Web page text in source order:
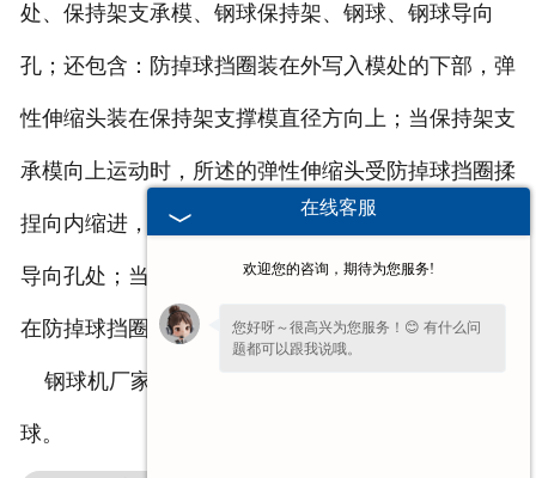
处、保持架支承模、钢球保持架、钢球、钢球导向
孔；还包含：防掉球挡圈装在外写入模处的下部，弹
性伸缩头装在保持架支撑模直径方向上；当保持架支
承模向上运动时，所述的弹性伸缩头受防掉球挡圈揉
捏向内缩进，并股动防掉球挡圈也向上运动并在钢球
导向孔处；当保持架支承模向下运动时，弹性伸缩头
在防掉球挡圈的下处。
钢球机厂家主要就是为了生产出大小一致的钢
球。
在线客服
欢迎您的咨询，期待为您服务!
您好呀～很高兴为您服务！😊 有什么问
题都可以跟我说哦。